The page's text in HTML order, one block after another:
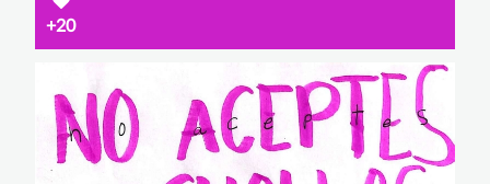
+20